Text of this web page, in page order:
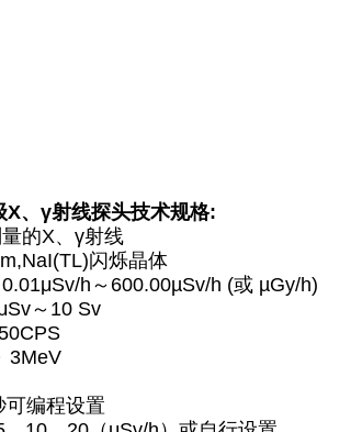
、γ射线探头技术规格:
的X、γ射线
闪烁晶体
h～600.00µSv/h (或 µGy/h)
～10 Sv
3MeV
可编程设置